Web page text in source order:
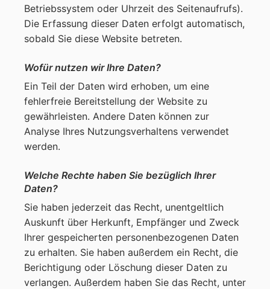
Betriebssystem oder Uhrzeit des Seitenaufrufs).
Die Erfassung dieser Daten erfolgt automatisch,
sobald Sie diese Website betreten.
Wofür nutzen wir Ihre Daten?
Ein Teil der Daten wird erhoben, um eine
fehlerfreie Bereitstellung der Website zu
gewährleisten. Andere Daten können zur
Analyse Ihres Nutzungsverhaltens verwendet
werden.
Welche Rechte haben Sie bezüglich Ihrer
Daten?
Sie haben jederzeit das Recht, unentgeltlich
Auskunft über Herkunft, Empfänger und Zweck
Ihrer gespeicherten personenbezogenen Daten
zu erhalten. Sie haben außerdem ein Recht, die
Berichtigung oder Löschung dieser Daten zu
verlangen. Außerdem haben Sie das Recht, unter